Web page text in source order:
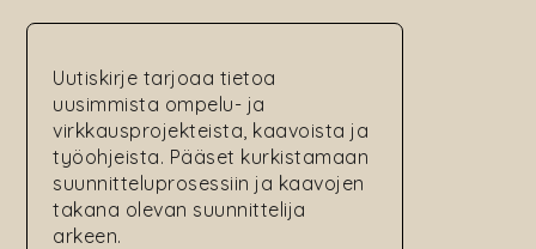
Uutiskirje tarjoaa tietoa
uusimmista ompelu- ja
virkkausprojekteista, kaavoista ja
työohjeista. Pääset kurkistamaan
suunnitteluprosessiin ja kaavojen
takana olevan suunnittelija
arkeen.